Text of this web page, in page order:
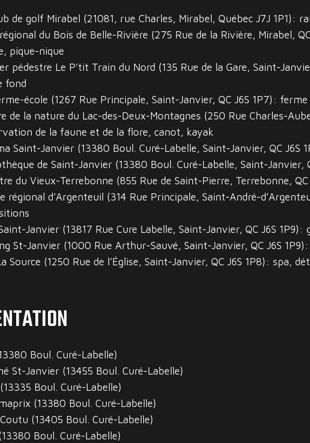
de golf Mirabel (21081, rue Charles, Mirabel, Québec J7J 1P1):
du Bois de Belle-Rivière (275 Rue de la Rivière, Mirabel,
pique-nique
pédestre Le P’tit Train du Nord (135 Rue de la Gare, Saint-
fond
école (1267 Rue Principale, Saint-Janvier, QC J6S 1P7):
de la nature du Lac-des-Deux-Montagnes (250 Rue Charles-
de la faune et de la flore, canot, kayak
Saint-Janvier (13380 Boul. Curé-Labelle, Saint-Janvier, QC J6S
de Saint-Janvier (13380 Boul. Curé-Labelle, Saint-Janvier,
du Vieux-Terrebonne (855 Rue de Saint-Pierre, Terrebonne,
régional d’Argenteuil (314 Rue Principale, Saint-André-
Janvier (13817 Rue Cure Labelle, Saint-Janvier, QC J6S
St-Janvier (1000 Rue Arthur-Sauvé, Saint-Janvier, QC J6S
Source (1250 Rue de l’Église, Saint-Janvier, QC J6S 1P8): spa,
Boul. Curé-Labelle)
St-Janvier (13455 Boul. Curé-Labelle)
Boul. Curé-Labelle)
(13380 Boul. Curé-Labelle)
(13405 Boul. Curé-Labelle)
Boul. Curé-Labelle)